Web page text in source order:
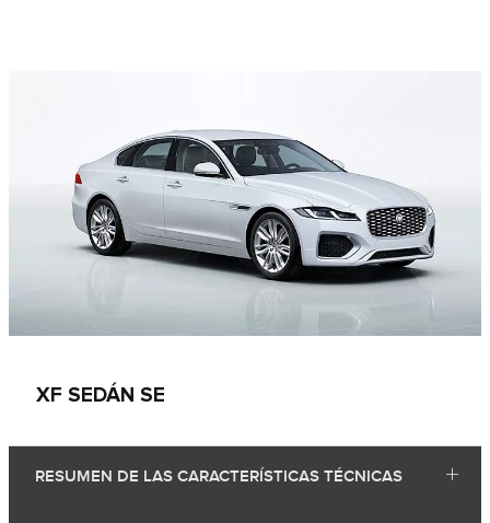
XF SEDÁN SE
RESUMEN DE LAS CARACTERÍSTICAS TÉCNICAS